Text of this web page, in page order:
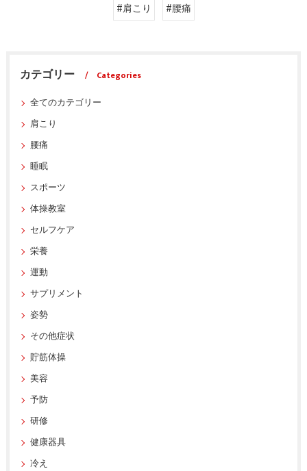
#肩こり
#腰痛
カテゴリー
Categories
全てのカテゴリー
肩こり
腰痛
睡眠
スポーツ
体操教室
セルフケア
栄養
運動
サプリメント
姿勢
その他症状
貯筋体操
美容
予防
研修
健康器具
冷え